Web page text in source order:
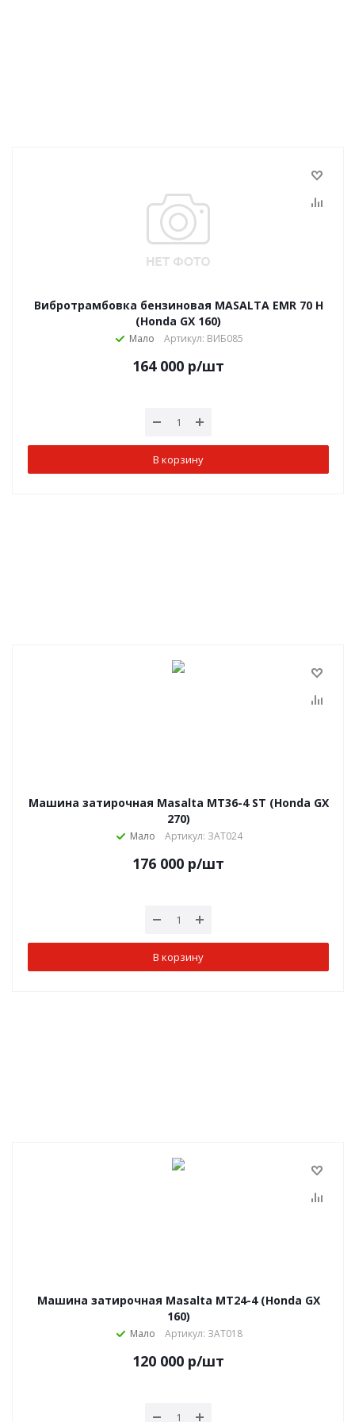
Вибротрамбовка бензиновая MASALTA EMR 70 H
(Honda GX 160)
Мало Артикул: ВИБ085
164 000 р/шт
В корзину
Машина затирочная Masalta МТ36-4 ST (Honda GX
270)
Мало Артикул: ЗАТ024
176 000 р/шт
В корзину
Машина затирочная Masalta МТ24-4 (Honda GX
160)
Мало Артикул: ЗАТ018
120 000 р/шт